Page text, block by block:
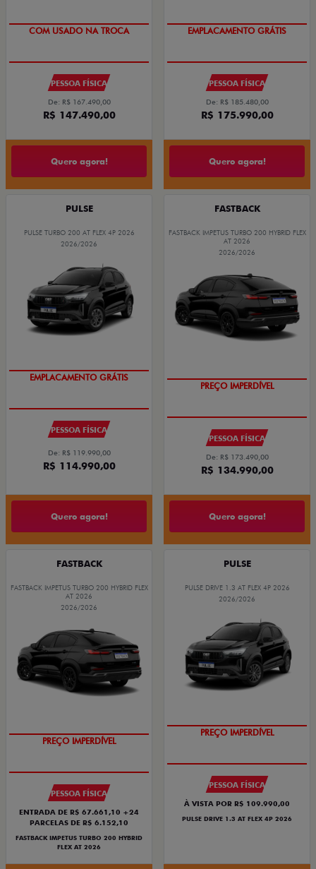
OPORTUNIDADE
PESSOA FÍSICA
De: R$ 167.490,00
R$ 147.490,00
Quero agora!
EMPLACAMENTO GRÁTIS
PESSOA FÍSICA
De: R$ 185.480,00
R$ 175.990,00
Quero agora!
PULSE
PULSE TURBO 200 AT FLEX 4P 2026
2026/2026
EMPLACAMENTO GRÁTIS
PESSOA FÍSICA
De: R$ 119.990,00
R$ 114.990,00
Quero agora!
FASTBACK
FASTBACK IMPETUS TURBO 200 HYBRID FLEX
AT 2026
2026/2026
PESSOA FÍSICA
De: R$ 173.490,00
R$ 134.990,00
Quero agora!
FASTBACK
FASTBACK IMPETUS TURBO 200 HYBRID FLEX
AT 2026
2026/2026
OPORTUNIDADE
PESSOA FÍSICA
ENTRADA DE R$ 67.661,10 +24
PARCELAS DE R$ 6.152,10
FASTBACK IMPETUS TURBO 200 HYBRID
FLEX AT 2026
PULSE
PULSE DRIVE 1.3 AT FLEX 4P 2026
2026/2026
O SUV AUTOMÁTICO MAIS
BARATO DO BRASIL
PESSOA FÍSICA
À VISTA POR R$ 109.990,00
PULSE DRIVE 1.3 AT FLEX 4P 2026